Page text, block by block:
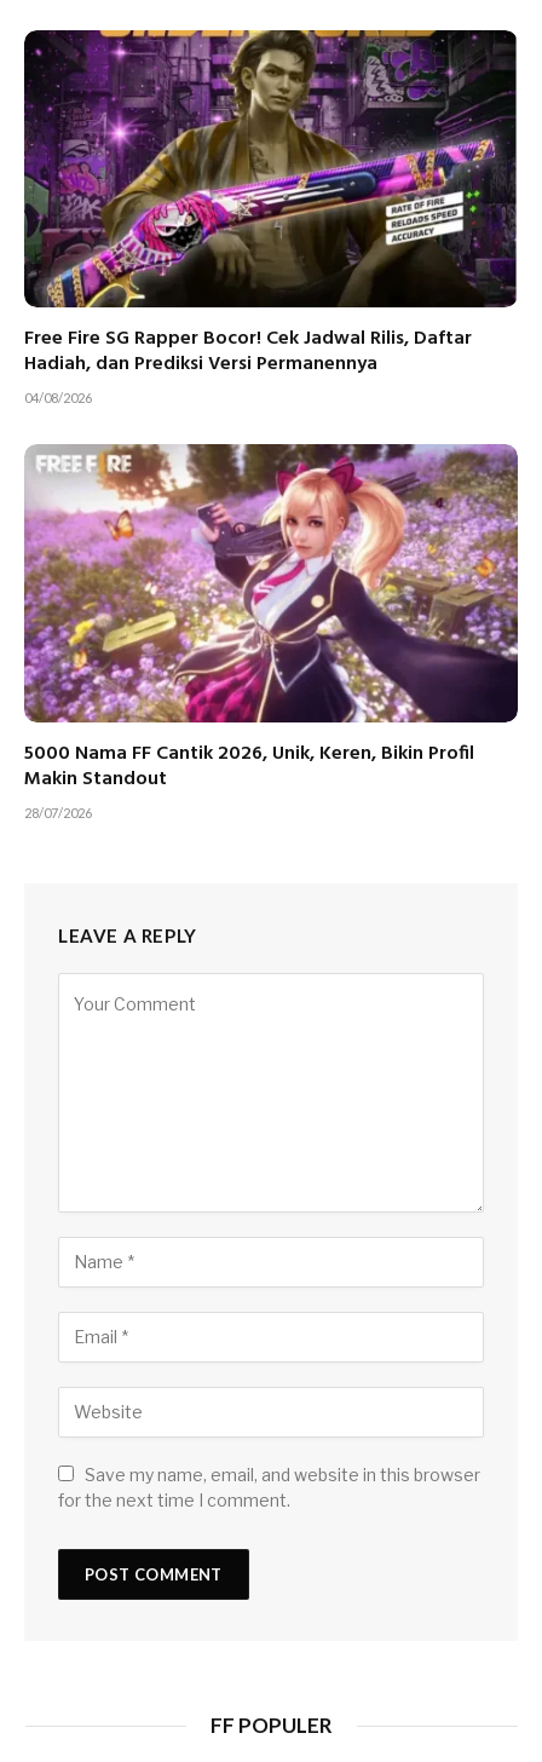
Free Fire SG Rapper Bocor! Cek Jadwal Rilis, Daftar
Hadiah, dan Prediksi Versi Permanennya
04/08/2026
5000 Nama FF Cantik 2026, Unik, Keren, Bikin Profil
Makin Standout
28/07/2026
LEAVE A REPLY
Save my name, email, and website in this browser
for the next time I comment.
FF POPULER